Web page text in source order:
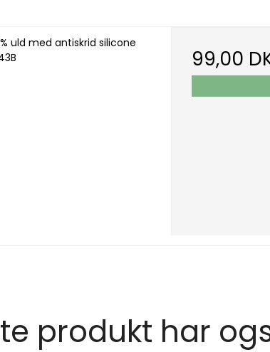
uld med antiskrid silicone
99,00
produkt har